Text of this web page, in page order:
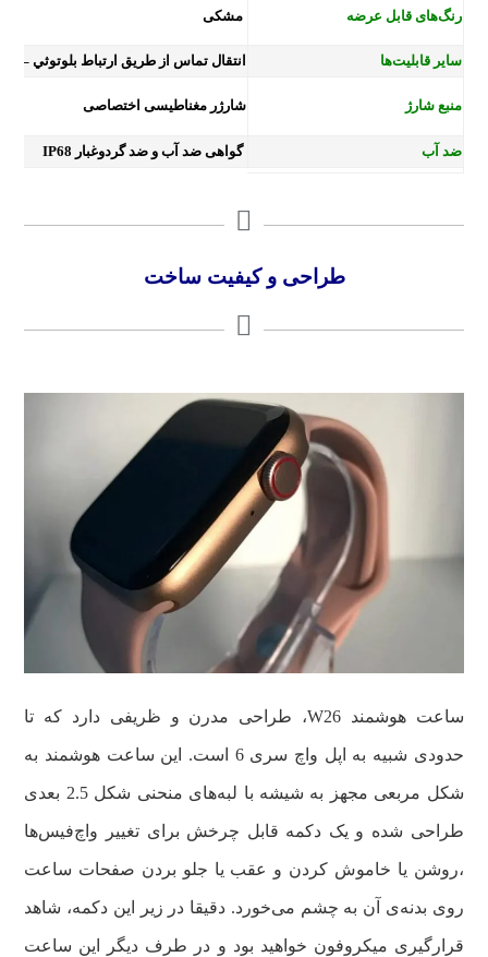
رنگ‌های قابل عرضه مشکی
سایر قابلیت‌ها انتقال تماس از طریق ارتباط بلوتوثي
منبع شارژ شارژر مغناطیسی اختصاصی
ضد آب گواهی ضد آب و ضد گرد‌وغبار IP68
طراحی و کیفیت ساخت
ساعت هوشمند W26، طراحی مدرن و ظریفی دارد که تا
حدودی شبیه به اپل واچ سری 6 است. این ساعت هوشمند به
شکل مربعی مجهز به شیشه با لبه‌های منحنی شکل 2.5 بعدی
طراحی شده و یک دکمه قابل چرخش برای تغییر واچ‌فیس‌ها
،روشن یا خاموش کردن و عقب یا جلو بردن صفحات ساعت
روی بدنه‌ی آن به چشم می‌خورد. دقیقا در زیر این دکمه، شاهد
قرارگیری میکروفون خواهید بود و در طرف دیگر این ساعت